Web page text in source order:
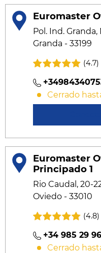
Euromaster
Pol. Ind. Granda,
Granda - 33199
(4.7)
Cerrado
Euromaster
Principado 1
Rio Caudal, 20-
Oviedo - 33010
(4.8)
+34 985 29
Cerrado